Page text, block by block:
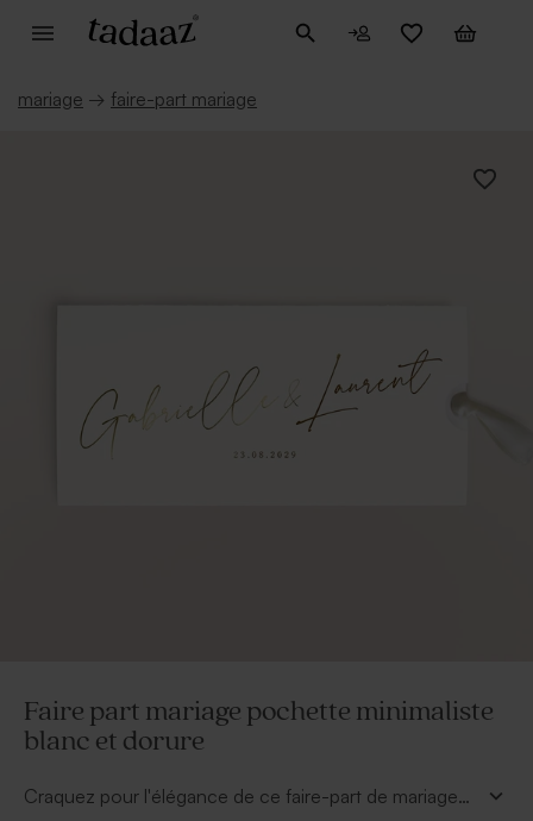
mariage → faire-part mariage
Faire part mariage pochette minimaliste
blanc et dorure
Craquez pour l'élégance de ce faire-part de mariage